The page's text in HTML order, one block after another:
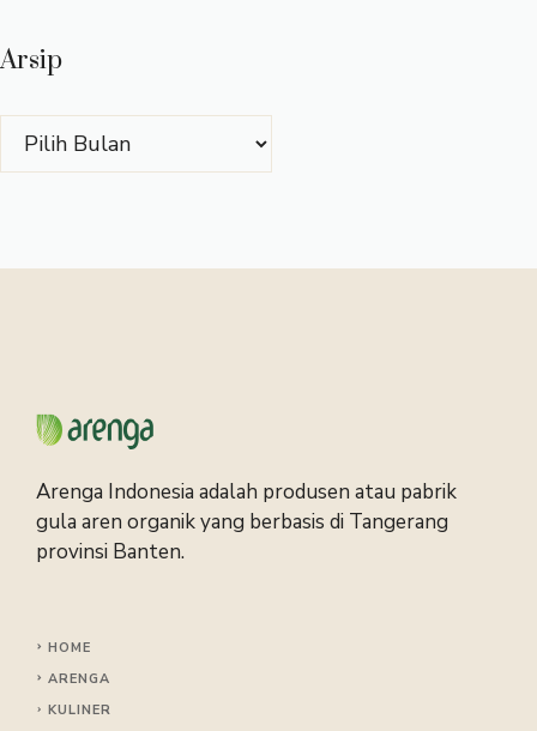
Arsip
Arsip
Arenga Indonesia adalah produsen atau pabrik
gula aren organik yang berbasis di Tangerang
provinsi Banten.
HOME
ARENGA
KULINER